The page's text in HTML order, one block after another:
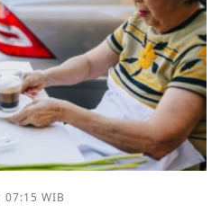
07:15 WIB